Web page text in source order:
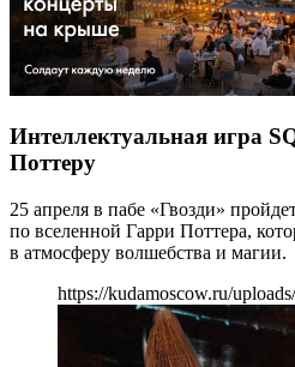
Интеллектуальная игра
Поттеру
25 апреля в пабе «Гвозди»
по вселенной Гарри Поттера,
в атмосферу волшебства и магии.
https://kudamoscow.ru/